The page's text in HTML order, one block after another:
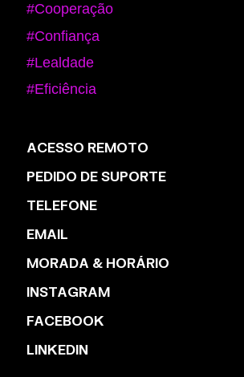
#Cooperação
#Confiança
#Lealdade
#Eficiência
ACESSO REMOTO
PEDIDO DE SUPORTE
TELEFONE
EMAIL
MORADA & HORÁRIO
INSTAGRAM
FACEBOOK
LINKEDIN